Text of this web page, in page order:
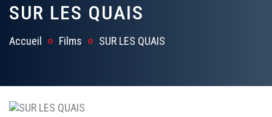
SUR LES QUAIS
Accueil Films SUR LES QUAIS